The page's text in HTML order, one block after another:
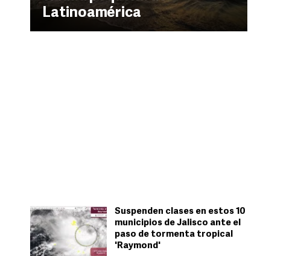
Latinoamérica
Suspenden clases en estos 10
municipios de Jalisco ante el
paso de tormenta tropical
'Raymond'